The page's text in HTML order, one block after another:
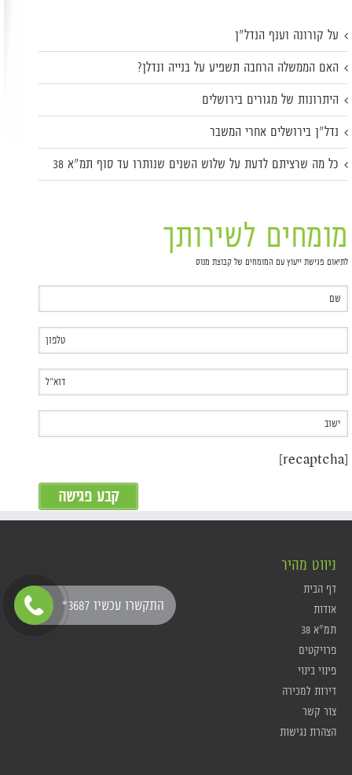
על קורונה וענף הנדל"ן
האם הממשלה הרחבה תשפיע על בנייה ונדלן?
היתרונות של מגורים בירושלים
נדל"ן בירושלים אחרי המשבר
כל מה שרציתם לדעת על שלוש השנים שנותרו עד סוף תמ"א 38
מומחים לשירותך
לתיאום פגישת ייעוץ עם המומחים של קבוצת מנוס
[recaptcha]
ניווט מהיר
דף הבית
אודות
תמ"א 38
פרויקטים
פינוי בינוי
דירות למכירה
צור קשר
הצהרת נגישות
*התקשרו עכשיו 3687